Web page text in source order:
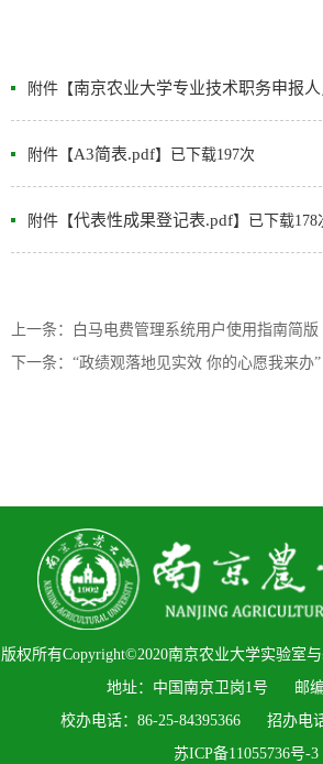
附件【南京农业大学专业技术职务申报
附件【A3简表.pdf】已下载197次
附件【代表性成果登记表.pdf】已下载178
上一条：白马电费管理系统用户使用指南简版
版权所有Copyright©2020南京农业大学实验室与
地址：中国南京卫岗1号 邮编
校办电话：86-25-84395366 招办电
苏ICP备11055736号-3